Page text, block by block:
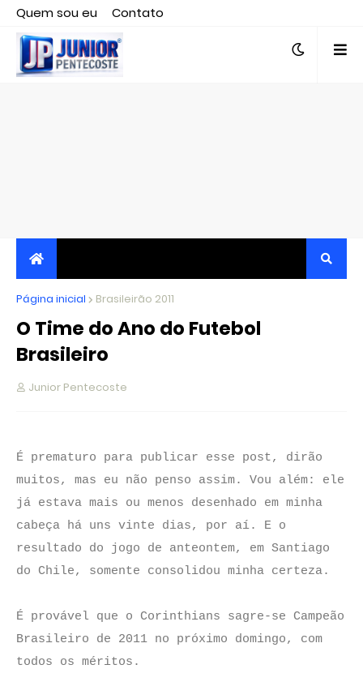
Quem sou eu
Contato
Editor responsável, jornalista Clovis Almeida.
JORNALISMO INDEPENDENTE, TRANSPARENTE E
CRÍTICO
Página inicial Brasileirão 2011
O Time do Ano do Futebol
Brasileiro
Junior Pentecoste
É prematuro para publicar esse post, dirão
muitos, mas eu não penso assim. Vou além: ele
já estava mais ou menos desenhado em minha
cabeça há uns vinte dias, por aí.
E o
resultado do jogo de anteontem, em Santiago
do Chile, somente consolidou minha certeza.
É provável que o Corinthians sagre-se Campeão
Brasileiro de 2011 no próximo domingo, com
todos os méritos.